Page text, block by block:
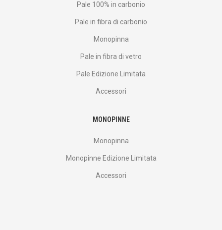
Pale 100% in carbonio
Pale in fibra di carbonio
Monopinna
Pale in fibra di vetro
Pale Edizione Limitata
Accessori
MONOPINNE
Monopinna
Monopinne Edizione Limitata
Accessori